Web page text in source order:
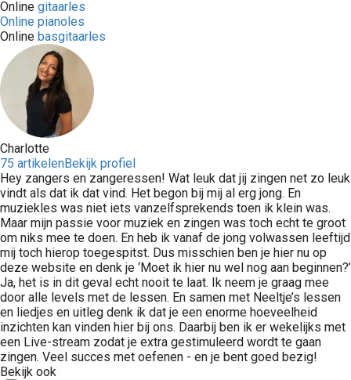
Online gitaarles
Online pianoles
Online basgitaarles
Charlotte
75 artikelenBekijk profiel
Hey zangers en zangeressen! Wat leuk dat jij zingen net zo leuk
vindt als dat ik dat vind. Het begon bij mij al erg jong. En
muziekles was niet iets vanzelfsprekends toen ik klein was.
Maar mijn passie voor muziek en zingen was toch echt te groot
om niks mee te doen. En heb ik vanaf de jong volwassen leeftijd
mij toch hierop toegespitst. Dus misschien ben je hier nu op
deze website en denk je ‘Moet ik hier nu wel nog aan beginnen?’
Ja, het is in dit geval echt nooit te laat. Ik neem je graag mee
door alle levels met de lessen. En samen met Neeltje’s lessen
en liedjes en uitleg denk ik dat je een enorme hoeveelheid
inzichten kan vinden hier bij ons. Daarbij ben ik er wekelijks met
een Live-stream zodat je extra gestimuleerd wordt te gaan
zingen. Veel succes met oefenen - en je bent goed bezig!
Bekijk ook